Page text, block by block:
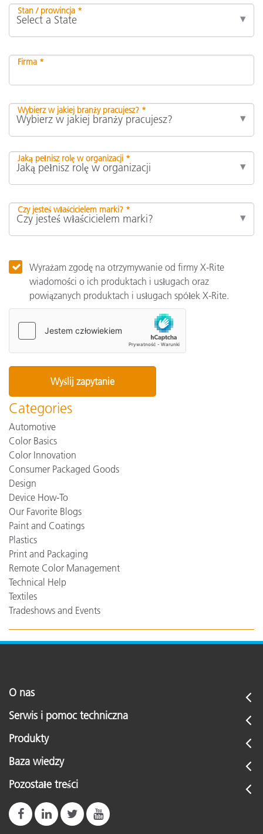
Stan / prowincja *
Firma *
Wybierz w jakiej branży pracujesz? *
Jaką pełnisz rolę w organizacji *
Czy jesteś właścicielem marki? *
Wyrażam zgodę na otrzymywanie od firmy X-Rite
wiadomości o ich produktach i usługach oraz
powiązanych produktach i usługach spółek X-Rite.
Categories
Automotive
Color Basics
Color Innovation
Consumer Packaged Goods
Design
Device How-To
Our Favorite Blogs
Paint and Coatings
Plastics
Print and Packaging
Remote Color Management
Technical Help
Textiles
Tradeshows and Events
O nas
Serwis i pomoc techniczna
Produkty
Baza wiedzy
Pozostałe treści